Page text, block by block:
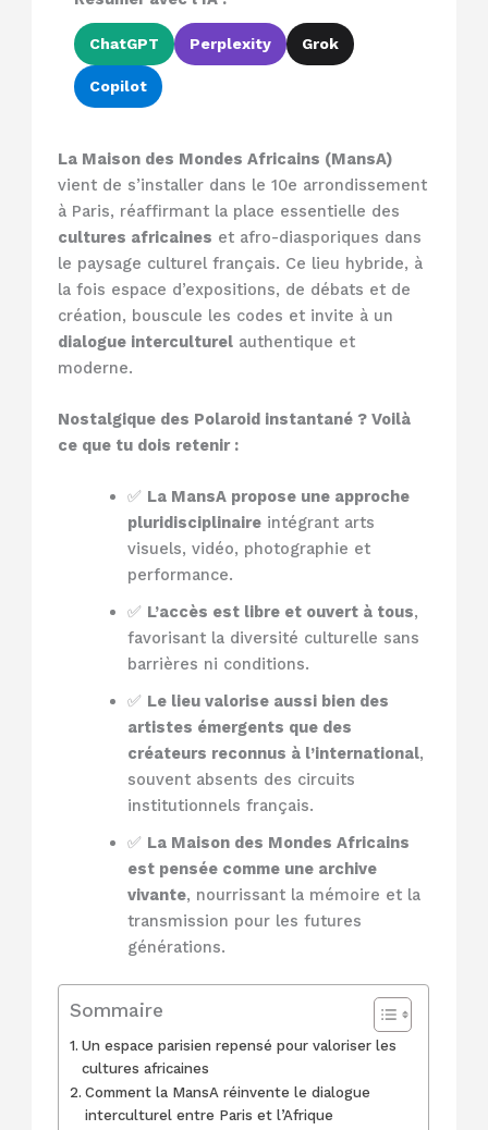
ChatGPT Perplexity Grok
Copilot
La Maison des Mondes Africains (MansA)
vient de s’installer dans le 10e arrondissement
à Paris, réaffirmant la place essentielle des
cultures africaines et afro-diasporiques dans
le paysage culturel français. Ce lieu hybride, à
la fois espace d’expositions, de débats et de
création, bouscule les codes et invite à un
dialogue interculturel authentique et
moderne.
Nostalgique des Polaroid instantané ? Voilà
ce que tu dois retenir :
✅ La MansA propose une approche
pluridisciplinaireintégrant arts
visuels, vidéo, photographie et
performance.
✅ L’accès est libre et ouvert à tous,
favorisant la diversité culturelle sans
barrières ni conditions.
✅ Le lieu valorise aussi bien des
artistes émergents que des
créateurs reconnus à l’international,
souvent absents des circuits
institutionnels français.
✅ La Maison des Mondes Africains
est pensée comme une archive
vivante, nourrissant la mémoire et la
transmission pour les futures
générations.
Sommaire
Un espace parisien repensé pour valoriser les
cultures africaines
Comment la MansA réinvente le dialogue
interculturel entre Paris et l’Afrique